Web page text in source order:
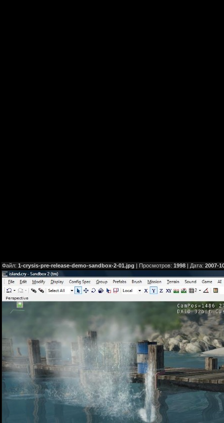
Файл: 1-crysis-pre-release-demo-sandbox-2-01.jpg | Просмотров: 1998 | Дата: 2007-